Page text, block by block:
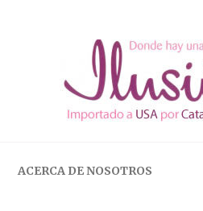
ACERCA DE NOSOTROS